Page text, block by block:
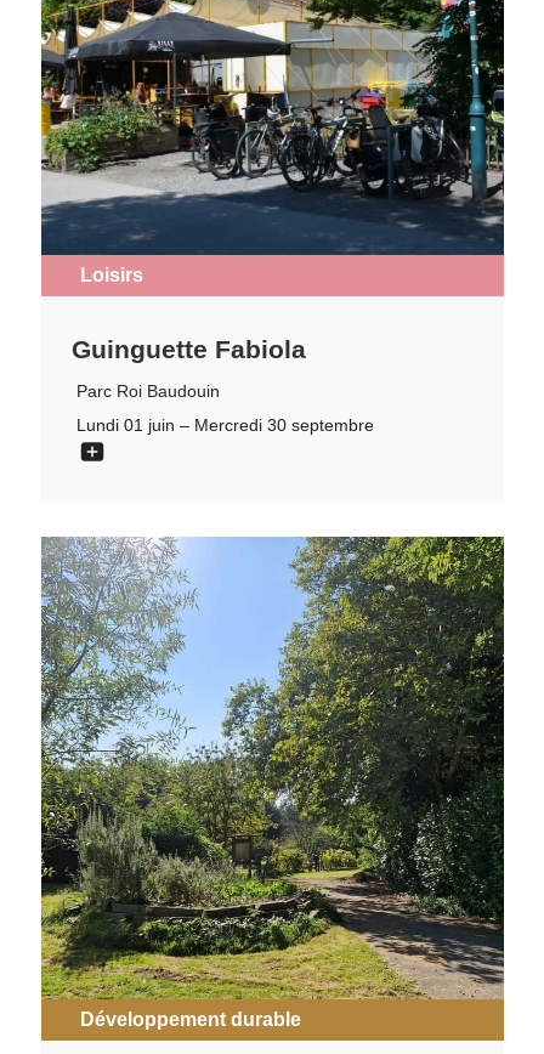
Loisirs
Guinguette Fabiola
Parc Roi Baudouin
Lundi 01 juin – Mercredi 30 septembre
Développement durable